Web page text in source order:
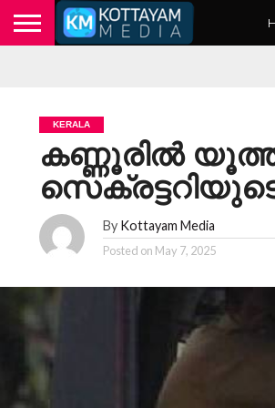
KERALA
കണ്ണൂരില്‍
By Kottayam Media
Posted on May 7, 2025